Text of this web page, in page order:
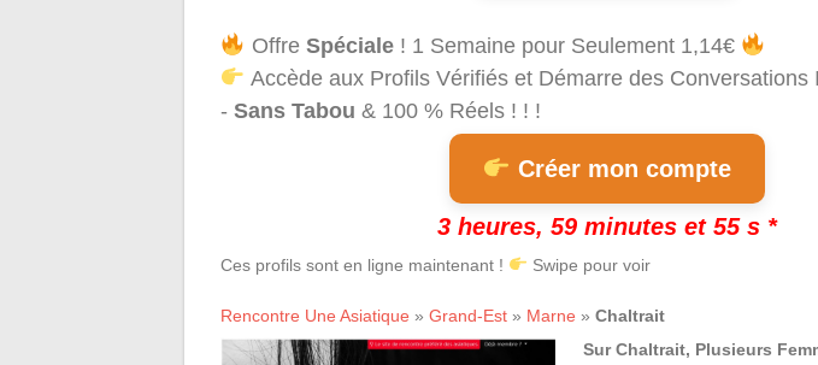
Offre Spéciale! 1 Semaine pour Seulement 1,14€
Accède aux Profils Vérifiés et Démarre des Conversations
- Sans Tabou & 100 % Réels ! ! !
Créer mon compte
3 heures, 59 minutes et 54 s *
Ces profils sont en ligne maintenant ! Swipe pour voir
Rencontre Une Asiatique » Grand-Est » Marne » Chaltrait
Sur Chaltrait, Plusieurs